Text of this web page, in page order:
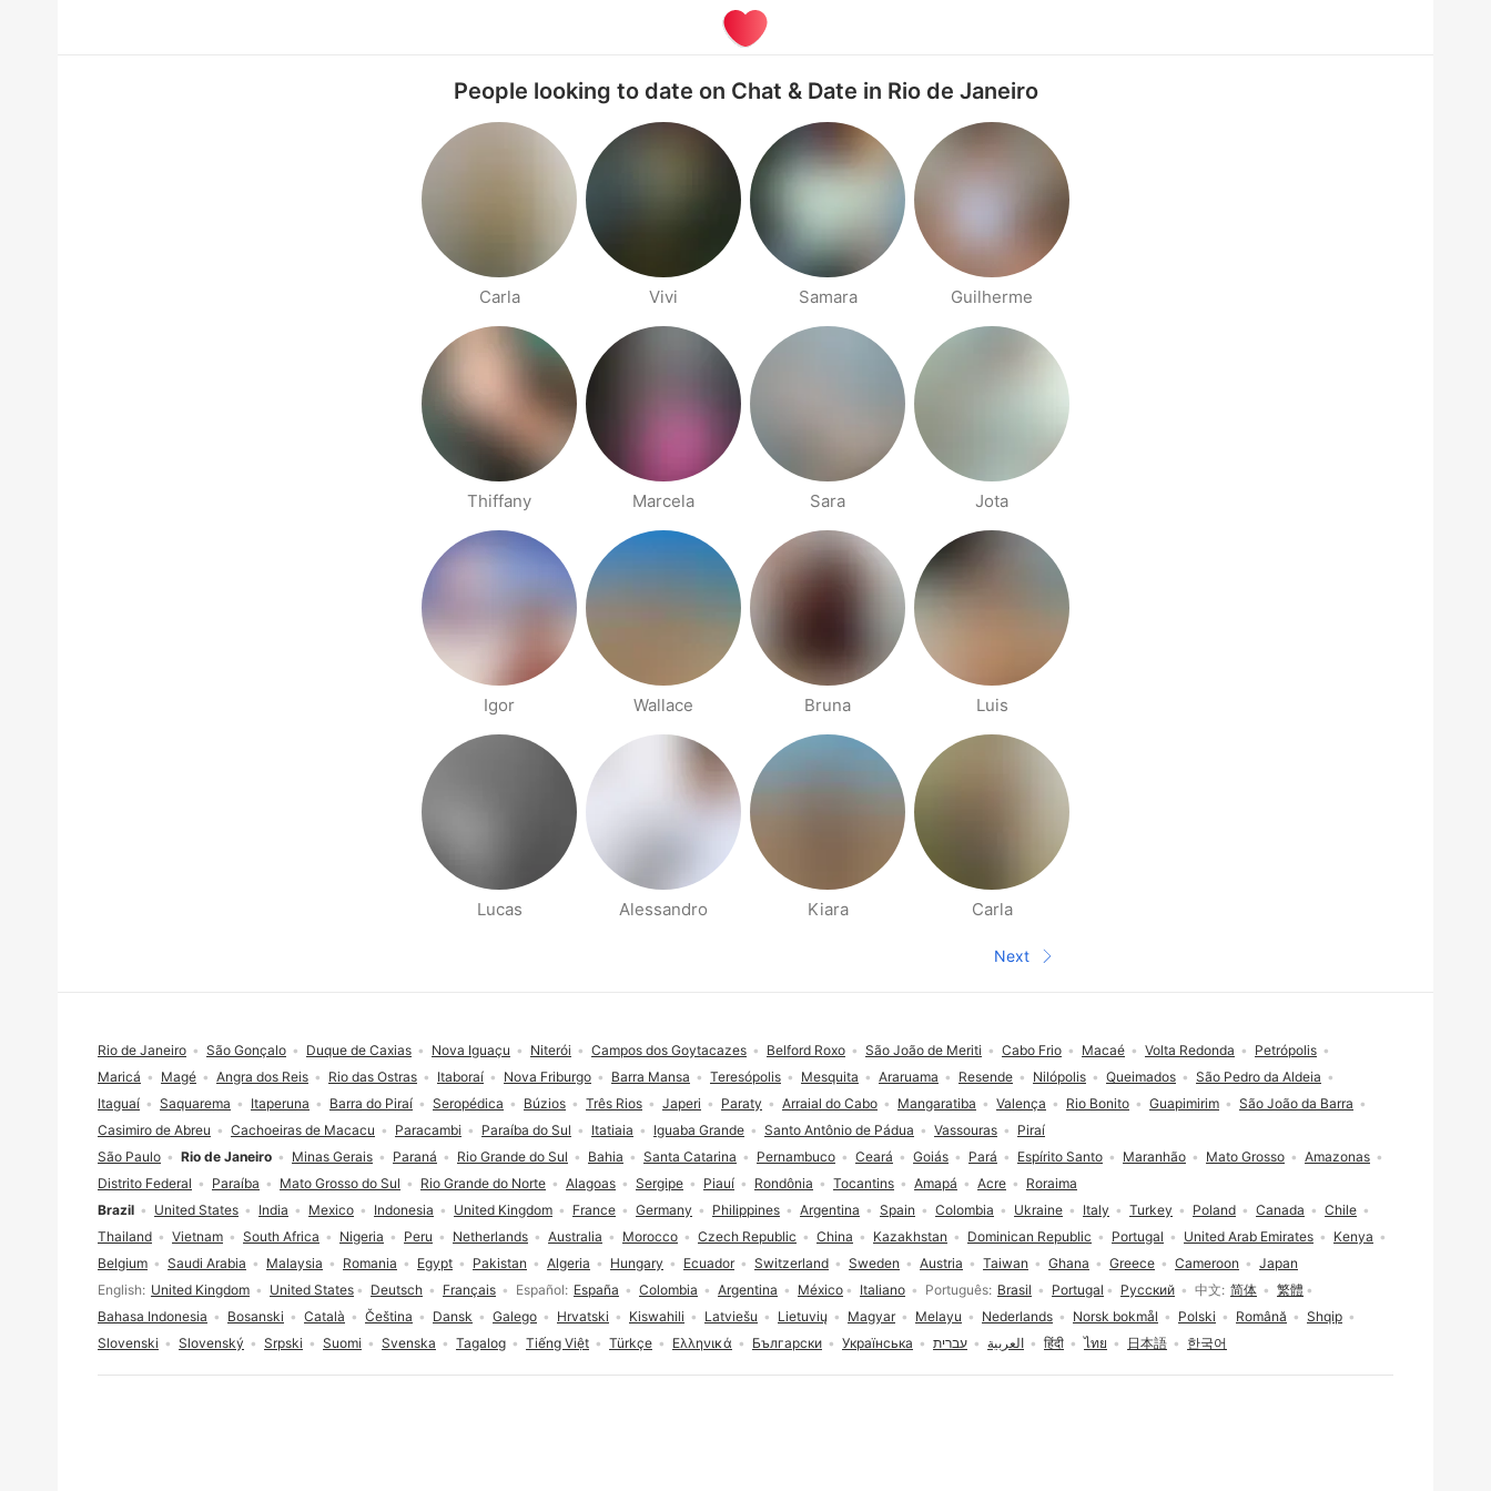
People looking to date on Chat & Date in Rio de Janeiro
Carla Vivi Samara Guilherme
Thiffany Marcela Sara Jota
Igor Wallace Bruna Luis
Lucas Alessandro Kiara Carla
Next page
Next
Language selection
English United Kingdom United States Deutsch Français Español España Colombia Argentina México Italiano Português Brasil Portugal Русский 中文 简体
繁體
Bahasa Indonesia
Bosanski Català Čeština Dansk Galego Hrvatski Kiswahili Latviešu Lietuvių Magyar Melayu Nederlands Norsk bokmål Polski Română
Shqip
Slovenski
Slovenský Srpski Suomi Svenska Tagalog Tiếng Việt Türkçe Ελληνικά Български Українська עברית العربية हिंदी ไทย 日本語 한국어
Brazil United States India Mexico Indonesia United Kingdom France Germany Philippines Argentina Spain Colombia Ukraine Italy Turkey Poland Canada
Chile
Thailand
Vietnam South Africa Nigeria Peru Netherlands Australia Morocco Czech Republic China Kazakhstan Dominican Republic Portugal United Arab Emirates
Kenya
Belgium
Saudi Arabia Malaysia Romania Egypt Pakistan Algeria Hungary Ecuador Switzerland Sweden Austria Taiwan Ghana Greece Cameroon Japan
São Paulo Rio de Janeiro Minas Gerais Paraná Rio Grande do Sul Bahia Santa Catarina Pernambuco Ceará Goiás Pará Espírito Santo Maranhão Mato Grosso
Amazonas
Distrito Federal
Paraíba Mato Grosso do Sul Rio Grande do Norte Alagoas Sergipe Piauí Rondônia Tocantins Amapá Acre Roraima
Rio de Janeiro São Gonçalo Duque de Caxias Nova Iguaçu Niterói Campos dos Goytacazes Belford Roxo São João de Meriti Cabo Frio Macaé Volta Redonda
Petrópolis
Maricá
Magé Angra dos Reis Rio das Ostras Itaboraí Nova Friburgo Barra Mansa Teresópolis Mesquita Araruama Resende Nilópolis Queimados
São Pedro da Aldeia
Itaguaí
Saquarema Itaperuna Barra do Piraí Seropédica Búzios Três Rios Japeri Paraty Arraial do Cabo Mangaratiba Valença Rio Bonito Guapimirim
São João da Barra
Casimiro de Abreu
Cachoeiras de Macacu Paracambi Paraíba do Sul Itatiaia Iguaba Grande Santo Antônio de Pádua Vassouras Piraí